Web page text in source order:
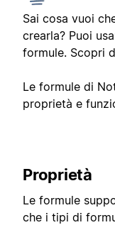
Sai cosa vuoi
crearla? Puoi
formule. Scopri
Le formule di
proprietà e
Proprietà
Le formule
che i tipi di